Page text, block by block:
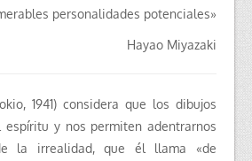
personalidades potenciales»
Hayao Miyazaki
1941) considera que los dibujos
y nos permiten adentrarnos
la irrealidad, que él llama «de